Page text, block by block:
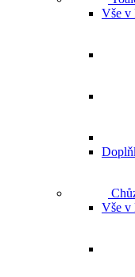
Vše v
Vše v